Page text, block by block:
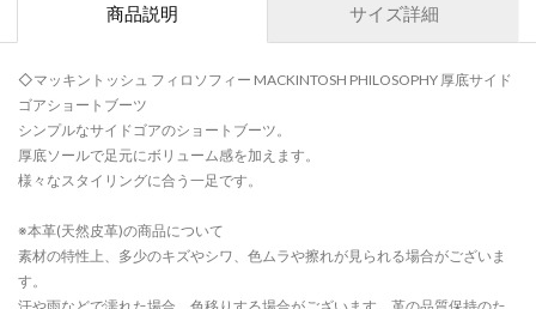
商品説明 サイズ詳細
◇マッキントッシュ フィロソフィー MACKINTOSH PHILOSOPHY 厚底サイド
ゴアショートブーツ
シンプルなサイドゴアのショートブーツ。
厚底ソールで足元にボリューム感を加えます。
様々なスタイリングに合う一足です。
※本革(天然皮革)の商品について
素材の特性上、多少のキズやシワ、色ムラや擦れが見られる場合がございま
す。